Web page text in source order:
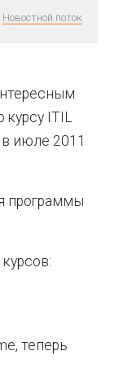
Новостной поток
курсу ITIL
июле 2011
программы
теперь